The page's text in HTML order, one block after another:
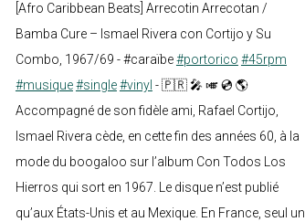
[Afro Caribbean Beats] Arrecotin Arrecotan /
Bamba Cure – Ismael Rivera con Cortijo y Su
Combo, 1967/69 - #caraïbe#portorico #45rpm
#musique#single#vinyl - 🇵🇷 🎤 🎺 💿 🌎
Accompagné de son fidèle ami, Rafael Cortijo,
Ismael Rivera cède, en cette fin des années 60, à la
mode du boogaloo sur l’album Con Todos Los
Hierros qui sort en 1967. Le disque n’est publié
qu’aux États-Unis et au Mexique. En France, seul un